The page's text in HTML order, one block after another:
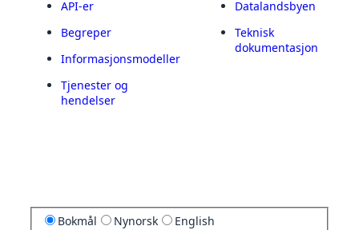
API-er
Begreper
Informasjonsmodeller
Tjenester og
hendelser
Datalandsbyen
Teknisk
dokumentasjon
Bokmål Nynorsk English